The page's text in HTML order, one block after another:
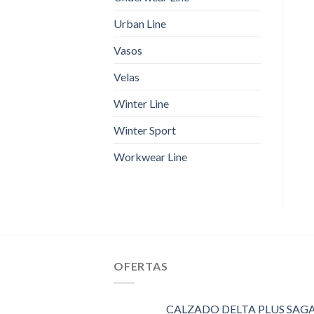
Urban Line
Vasos
Velas
Winter Line
Winter Sport
Workwear Line
OFERTAS
CALZADO DELTA PLUS